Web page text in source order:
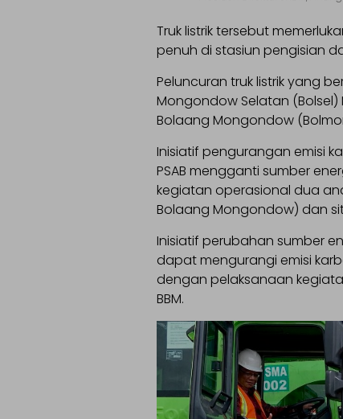
Truk listrik tersebut
penuh di stasiun pengisian
Peluncuran truk listrik yang
Mongondow Selatan (Bolsel)
Bolaang Mongondow
Inisiatif pengurangan emisi
PSAB mengganti sumber
kegiatan operasional dua
Bolaang Mongondow) dan
Inisiatif perubahan sumber
dapat mengurangi emisi
dengan pelaksanaan
BBM.